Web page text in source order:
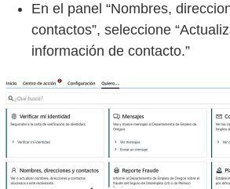
En el panel “Nombres,
contactos”, seleccione
información de contacto.”